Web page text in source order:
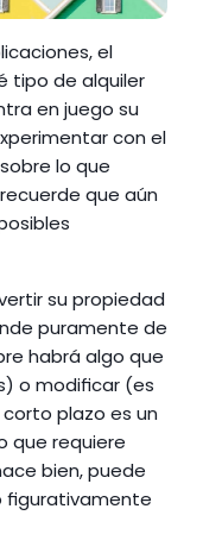
el
tipo de alquiler
en juego su
con el
lo que
que aún
su propiedad
puramente de
habrá algo que
o modificar (es
plazo es un
que requiere
bien, puede
figurativamente